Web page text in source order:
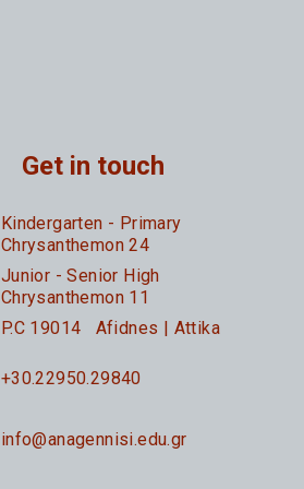
Get in touch
Kindergarten - Primary
Chrysanthemon 24
Junior - Senior High
Chrysanthemon 11
P.C 19014 Afidnes | Attika
+30.22950.29840
info@anagennisi.edu.gr